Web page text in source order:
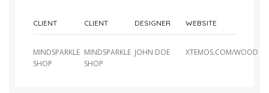
CLIENT
MINDSPARKLE
SHOP
CLIENT
MINDSPARKLE
SHOP
DESIGNER
JOHN DOE
WEBSITE
XTEMOS.COM/WOOD